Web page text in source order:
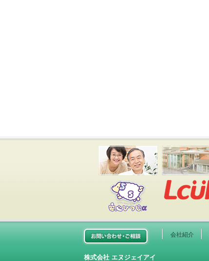
安心ひつじ
お問い合わせご相談
会社紹介
株式会社 エヌジェイアイ